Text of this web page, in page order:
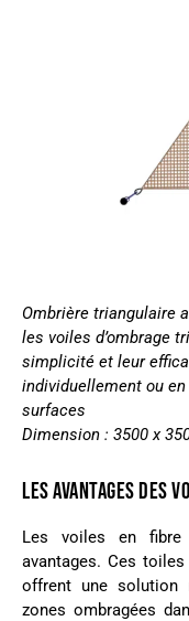
Ombrière triangulaire
les voiles d’ombrage
simplicité et leur
individuellement ou
surfaces
Dimension : 3500 x
LES AVANTAGES DES
Les voiles en fibre
avantages. Ces
offrent une solution
zones ombragées